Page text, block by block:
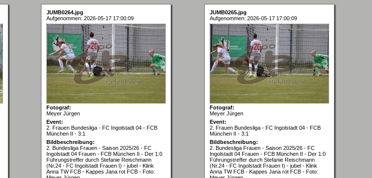
JUMB0264.jpg
Aufgenommen: 2026-05-17 17:00:09
Fotograf:
Meyer Jürgen
Event:
2. Frauen Bundesliga - FC Ingolstadt 04 - FCB
München II - 3:1
Bildbeschreibung:
2. Bundesliga Frauen - Saison 2025/26 - FC
Ingolstadt 04 Frauen - FCB München II - Der 1:0
Führungstreffer durch Stefanie Reischmann
(Nr.24 - FC Ingolstadt Frauen I) - jubel - Klink
Anna TW FCB - Kappes Jana rot FCB - Foto:
JUMB0265.jpg
Aufgenommen: 2026-05-17 17:00:09
Fotograf:
Meyer Jürgen
Event:
2. Frauen Bundesliga - FC Ingolstadt 04 - FCB
München II - 3:1
Bildbeschreibung:
2. Bundesliga Frauen - Saison 2025/26 - FC
Ingolstadt 04 Frauen - FCB München II - Der 1:0
Führungstreffer durch Stefanie Reischmann
(Nr.24 - FC Ingolstadt Frauen I) - jubel - Klink
Anna TW FCB - Kappes Jana rot FCB - Foto: